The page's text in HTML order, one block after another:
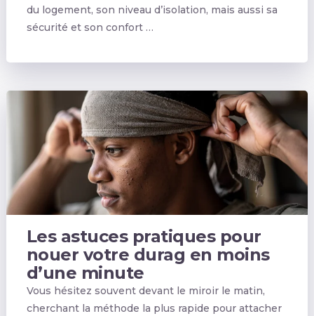
du logement, son niveau d’isolation, mais aussi sa
sécurité et son confort …
Les astuces pratiques pour
nouer votre durag en moins
d’une minute
Vous hésitez souvent devant le miroir le matin,
cherchant la méthode la plus rapide pour attacher